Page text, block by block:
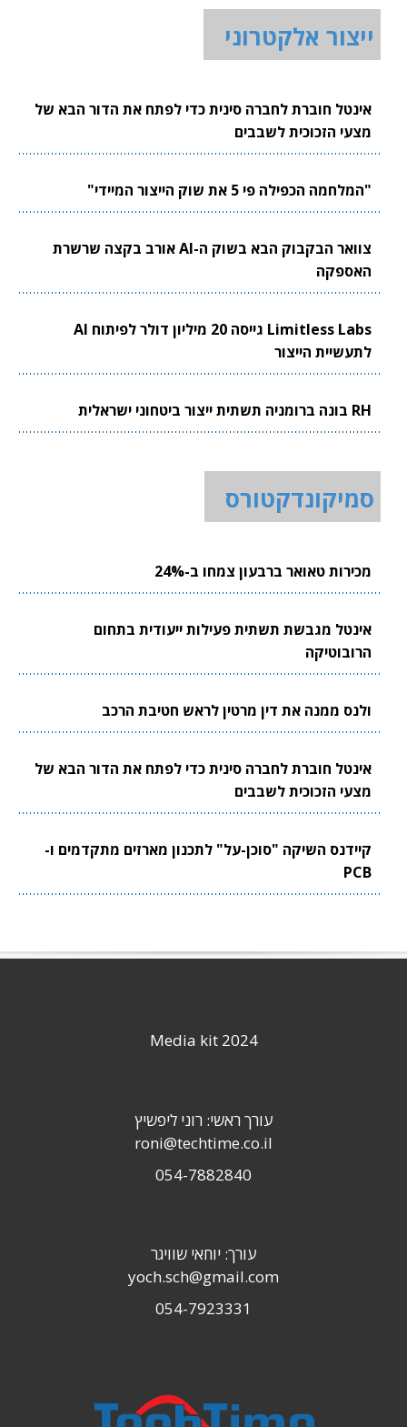
ייצור אלקטרוני
אינטל חוברת לחברה סינית כדי לפתח את הדור הבא של
מצעי הזכוכית לשבבים
"המלחמה הכפילה פי 5 את שוק הייצור המיידי"
צוואר הבקבוק הבא בשוק ה-AI אורב בקצה שרשרת
האספקה
Limitless Labs גייסה 20 מיליון דולר לפיתוח AI
לתעשיית הייצור
RH בונה ברומניה תשתית ייצור ביטחוני ישראלית
סמיקונדקטורס
מכירות טאואר ברבעון צמחו ב-24%
אינטל מגבשת תשתית פעילות ייעודית בתחום
הרובוטיקה
ולנס ממנה את דין מרטין לראש חטיבת הרכב
אינטל חוברת לחברה סינית כדי לפתח את הדור הבא של
מצעי הזכוכית לשבבים
קיידנס השיקה "סוכן-על" לתכנון מארזים מתקדמים ו-
PCB
Media kit 2024
עורך ראשי: רוני ליפשיץ
roni@techtime.co.il
054-7882840
עורך: יוחאי שוויגר
yoch.sch@gmail.com
054-7923331